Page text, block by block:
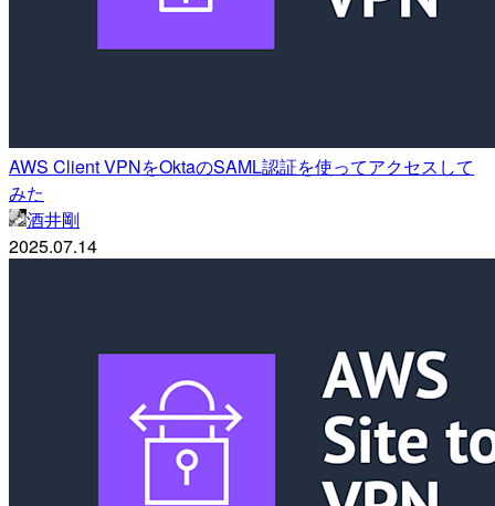
AWS Client VPNをOktaのSAML認証を使ってアクセスして
みた
酒井剛
2025.07.14